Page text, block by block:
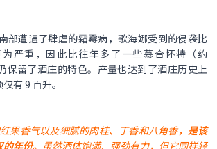
部遭遇了肆虐的霜霉病，歌海娜受到的侵袭比
严重，因此比往年多了一些慕合怀特（约
保留了酒庄的特色。产量也达到了酒庄历史上
有 9 百升。
果香气以及细腻的肉桂、丁香和八角香， 是该
年份。 虽然酒体饱满、强劲有力，但它同样轻